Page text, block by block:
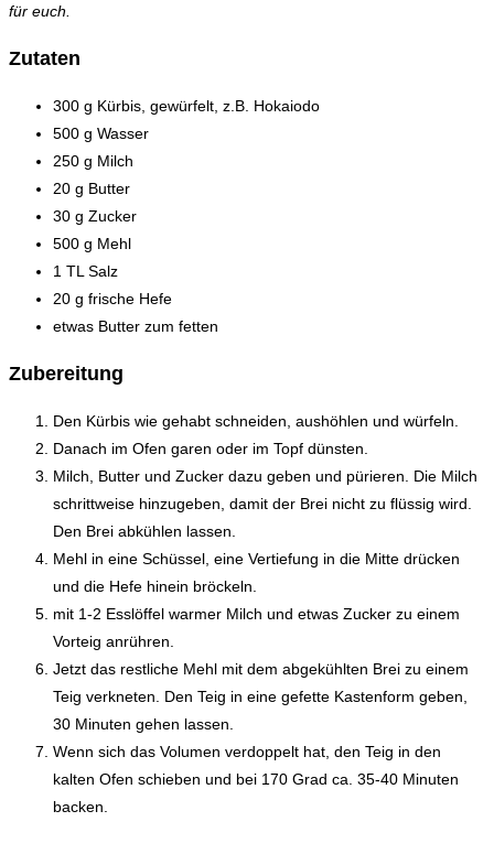
für euch.
Zutaten
300 g Kürbis, gewürfelt, z.B. Hokaiodo
500 g Wasser
250 g Milch
20 g Butter
30 g Zucker
500 g Mehl
1 TL Salz
20 g frische Hefe
etwas Butter zum fetten
Zubereitung
Den Kürbis wie gehabt schneiden, aushöhlen und würfeln.
Danach im Ofen garen oder im Topf dünsten.
Milch, Butter und Zucker dazu geben und pürieren. Die Milch
schrittweise hinzugeben, damit der Brei nicht zu flüssig wird.
Den Brei abkühlen lassen.
Mehl in eine Schüssel, eine Vertiefung in die Mitte drücken
und die Hefe hinein bröckeln.
mit 1-2 Esslöffel warmer Milch und etwas Zucker zu einem
Vorteig anrühren.
Jetzt das restliche Mehl mit dem abgekühlten Brei zu einem
Teig verkneten. Den Teig in eine gefette Kastenform geben,
30 Minuten gehen lassen.
Wenn sich das Volumen verdoppelt hat, den Teig in den
kalten Ofen schieben und bei 170 Grad ca. 35-40 Minuten
backen.